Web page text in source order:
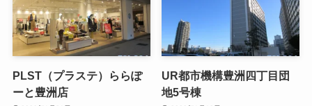
PLST（プラステ）ららぽ
ーと豊洲店
UR都市機構豊洲四丁目団
地5号棟